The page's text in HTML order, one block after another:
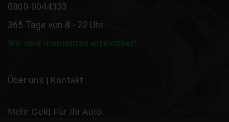
0800-0044333
365 Tage von 8 - 22 Uhr
Wir sind momentan erreichbar!
Über uns | Kontakt
Mehr Geld Für Ihr Auto